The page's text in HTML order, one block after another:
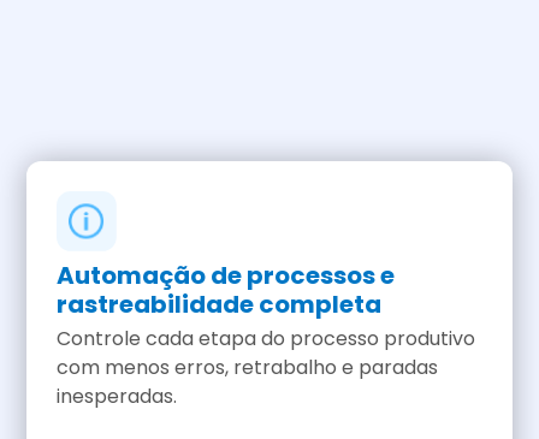
Automação de processos e
rastreabilidade completa
Controle cada etapa do processo produtivo
com menos erros, retrabalho e paradas
inesperadas.